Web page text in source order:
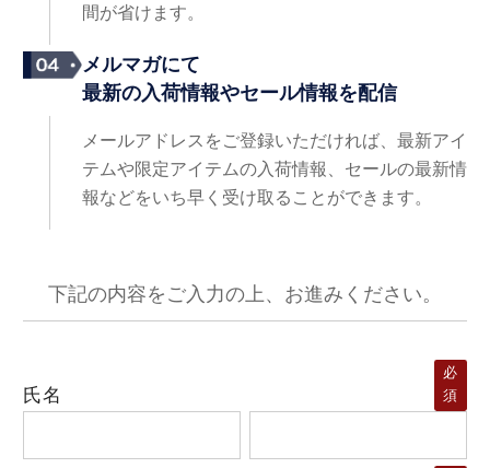
間が省けます。
メルマガにて
最新の入荷情報やセール情報を配信
メールアドレスをご登録いただければ、最新アイ
テムや限定アイテムの入荷情報、セールの最新情
報などをいち早く受け取ることができます。
下記の内容をご入力の上、お進みください。
氏名
必
須